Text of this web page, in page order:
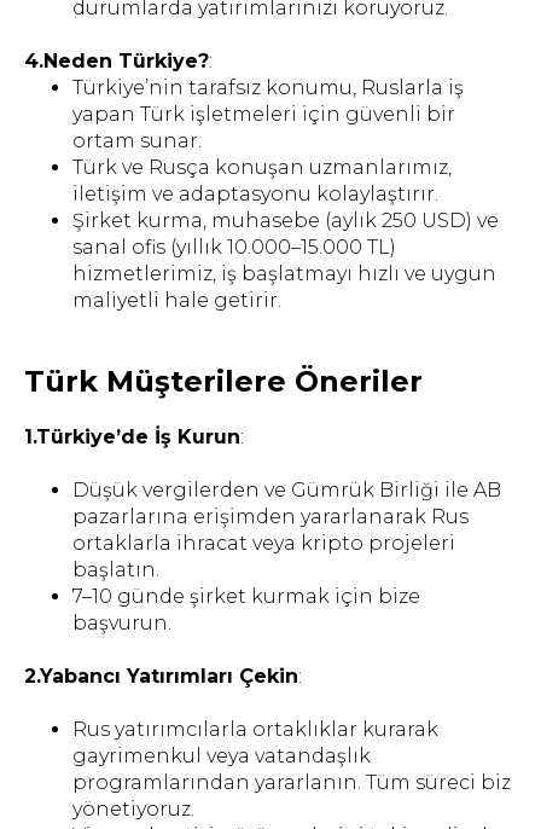
durumlarda yatırımlarınızı koruyoruz.
4.Neden Türkiye?:
Türkiye’nin tarafsız konumu, Ruslarla iş
yapan Türk işletmeleri için güvenli bir
ortam sunar.
Türk ve Rusça konuşan uzmanlarımız,
iletişim ve adaptasyonu kolaylaştırır.
Şirket kurma, muhasebe (aylık 250 USD) ve
sanal ofis (yıllık 10.000–15.000 TL)
hizmetlerimiz, iş başlatmayı hızlı ve uygun
maliyetli hale getirir.
Türk Müşterilere Öneriler
1.Türkiye’de İş Kurun:
Düşük vergilerden ve Gümrük Birliği ile AB
pazarlarına erişimden yararlanarak Rus
ortaklarla ihracat veya kripto projeleri
başlatın.
7–10 günde şirket kurmak için bize
başvurun.
2.Yabancı Yatırımları Çekin:
Rus yatırımcılarla ortaklıklar kurarak
gayrimenkul veya vatandaşlık
programlarından yararlanın. Tüm süreci biz
yönetiyoruz.
RUSYA’DA HUKUKI
Danışmanlık için randevu alın – bizimle
size en uygun şekilde iletişime geçin
DANIŞMANLIK RANDEVUSU
© 2023 Rus-Türk Hukuk ve